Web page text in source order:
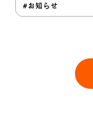
#お知らせ